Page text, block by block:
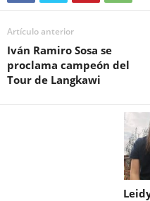
Artículo anterior
Iván Ramiro Sosa se
proclama campeón del
Tour de Langkawi